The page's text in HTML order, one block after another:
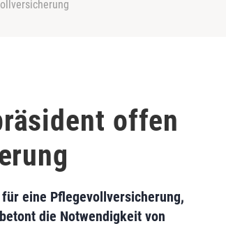
offen
eine Pflegevollversicherung,
die Notwendigkeit von